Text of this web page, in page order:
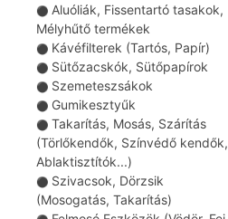
⚫ Aluóliák, Fissentartó tasakok,
Mélyhűtő termékek
⚫ Kávéfilterek (Tartós, Papír)
⚫ Sütőzacskók, Sütőpapírok
⚫ Szemeteszsákok
⚫ Gumikesztyűk
⚫ Takarítás, Mosás, Szárítás
(Törlőkendők, Színvédő kendők,
Ablaktisztítók...)
⚫ Szivacsok, Dörzsik
(Mosogatás, Takarítás)